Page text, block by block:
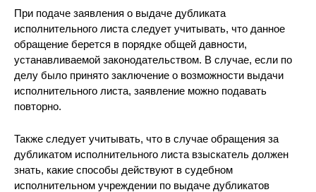
При подаче заявления о выдаче дубликата
исполнительного листа следует учитывать, что данное
обращение берется в порядке общей давности,
устанавливаемой законодательством. В случае, если по
делу было принято заключение о возможности выдачи
исполнительного листа, заявление можно подавать
повторно.
Также следует учитывать, что в случае обращения за
дубликатом исполнительного листа взыскатель должен
знать, какие способы действуют в судебном
исполнительном учреждении по выдаче дубликатов